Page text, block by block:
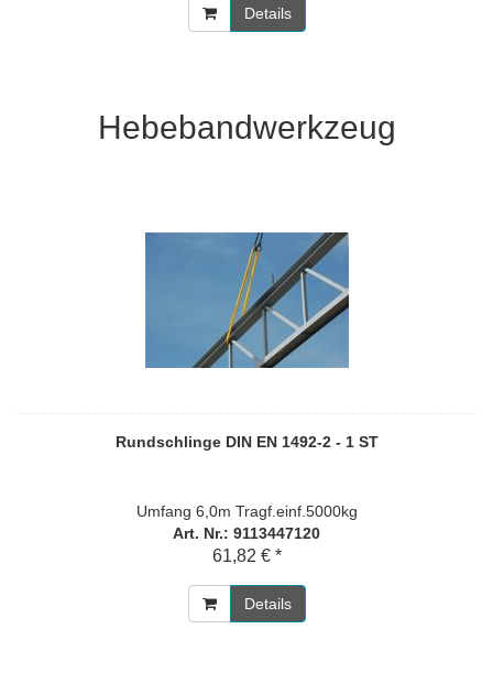
Details
Hebebandwerkzeug
Rundschlinge DIN EN 1492-2 - 1 ST
Umfang 6,0m Tragf.einf.5000kg
Art. Nr.: 9113447120
61,82 € *
Details